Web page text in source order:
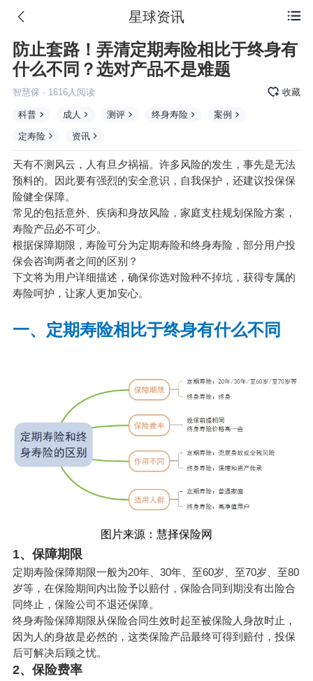
 星球资讯
防止套路！弄清定期寿险相比于终身有
什么不同？选对产品不是难题
智慧保 · 1616人阅读 收藏
科普 成人 测评 终身寿险 案例
定寿险 资讯
天有不测风云，人有旦夕祸福。许多风险的发生，事先是无法
预料的。因此要有强烈的安全意识，自我保护，还建议投保保
险健全保障。
常见的包括意外、疾病和身故风险，家庭支柱规划保险方案，
寿险产品必不可少。
根据保障期限，寿险可分为定期寿险和终身寿险，部分用户投
保会咨询两者之间的区别？
下文将为用户详细描述，确保你选对险种不掉坑，获得专属的
寿险呵护，让家人更加安心。
一、定期寿险相比于终身有什么不同
图片来源：慧择保险网
1、保障期限
定期寿险保障期限一般为20年、30年、至60岁、至70岁、至80
岁等，在保险期间内出险予以赔付，保险合同到期没有出险合
同终止，保险公司不退还保障。
终身寿险保障期限从保险合同生效时起至被保险人身故时止，
因为人的身故是必然的，这类保险产品最终可得到赔付，投保
后可解决后顾之忧。
2、保险费率